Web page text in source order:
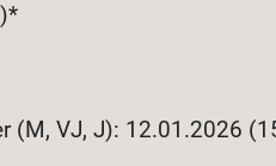
(M, VJ, J): 12.01.2026